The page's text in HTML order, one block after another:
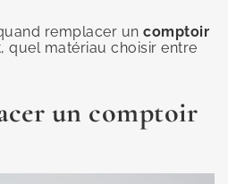
remplacer uncomptoir
quel matériau choisir entre
un comptoir